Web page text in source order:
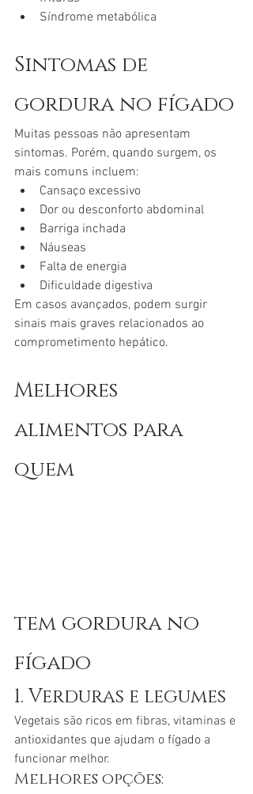
Síndrome metabólica
Sintomas de
gordura no fígado
Muitas pessoas não apresentam
sintomas. Porém, quando surgem, os
mais comuns incluem:
Cansaço excessivo
Dor ou desconforto abdominal
Barriga inchada
Náuseas
Falta de energia
Dificuldade digestiva
Em casos avançados, podem surgir
sinais mais graves relacionados ao
comprometimento hepático.
Melhores
alimentos para
quem
tem gordura no
fígado
1. Verduras e legumes
Vegetais são ricos em fibras, vitaminas e
antioxidantes que ajudam o fígado a
funcionar melhor.
Melhores opções: